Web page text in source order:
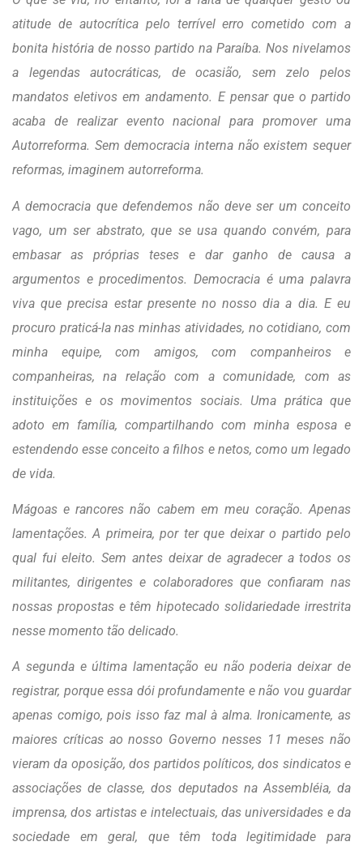
atitude de autocrítica pelo terrível erro cometido com a
bonita história de nosso partido na Paraíba. Nos nivelamos
a legendas autocráticas, de ocasião, sem zelo pelos
mandatos eletivos em andamento. E pensar que o partido
acaba de realizar evento nacional para promover uma
Autorreforma. Sem democracia interna não existem sequer
reformas, imaginem autorreforma.
A democracia que defendemos não deve ser um conceito
vago, um ser abstrato, que se usa quando convém, para
embasar as próprias teses e dar ganho de causa a
argumentos e procedimentos. Democracia é uma palavra
viva que precisa estar presente no nosso dia a dia. E eu
procuro praticá-la nas minhas atividades, no cotidiano, com
minha equipe, com amigos, com companheiros e
companheiras, na relação com a comunidade, com as
instituições e os movimentos sociais. Uma prática que
adoto em família, compartilhando com minha esposa e
estendendo esse conceito a filhos e netos, como um legado
de vida.
Mágoas e rancores não cabem em meu coração. Apenas
lamentações. A primeira, por ter que deixar o partido pelo
qual fui eleito. Sem antes deixar de agradecer a todos os
militantes, dirigentes e colaboradores que confiaram nas
nossas propostas e têm hipotecado solidariedade irrestrita
nesse momento tão delicado.
A segunda e última lamentação eu não poderia deixar de
registrar, porque essa dói profundamente e não vou guardar
apenas comigo, pois isso faz mal à alma. Ironicamente, as
maiores críticas ao nosso Governo nesses 11 meses não
vieram da oposição, dos partidos políticos, dos sindicatos e
associações de classe, dos deputados na Assembléia, da
imprensa, dos artistas e intelectuais, das universidades e da
sociedade em geral, que têm toda legitimidade para